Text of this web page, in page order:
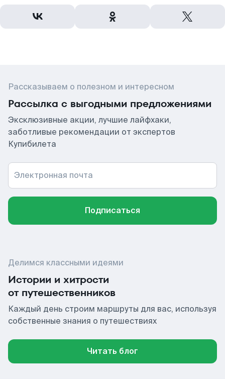
Рассказываем о полезном и интересном
Рассылка с выгодными предложениями
Эксклюзивные акции, лучшие лайфхаки,
заботливые рекомендации от экспертов
Купибилета
Электронная почта
Подписаться
Делимся классными идеями
Истории и хитрости
от путешественников
Каждый день строим маршруты для вас, используя
собственные знания о путешествиях
Читать блог